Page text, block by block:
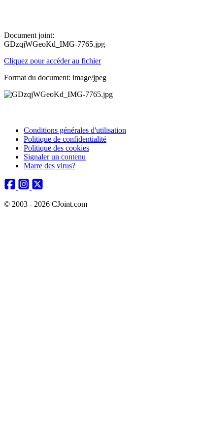
Document joint:
GDzqjWGeoKd_IMG-7765.jpg
Cliquez pour accéder au fichier
Format du document: image/jpeg
Conditions générales d'utilisation
Politique de confidentialité
Politique des cookies
Signaler un contenu
Marre des virus?
© 2003 - 2026 CJoint.com